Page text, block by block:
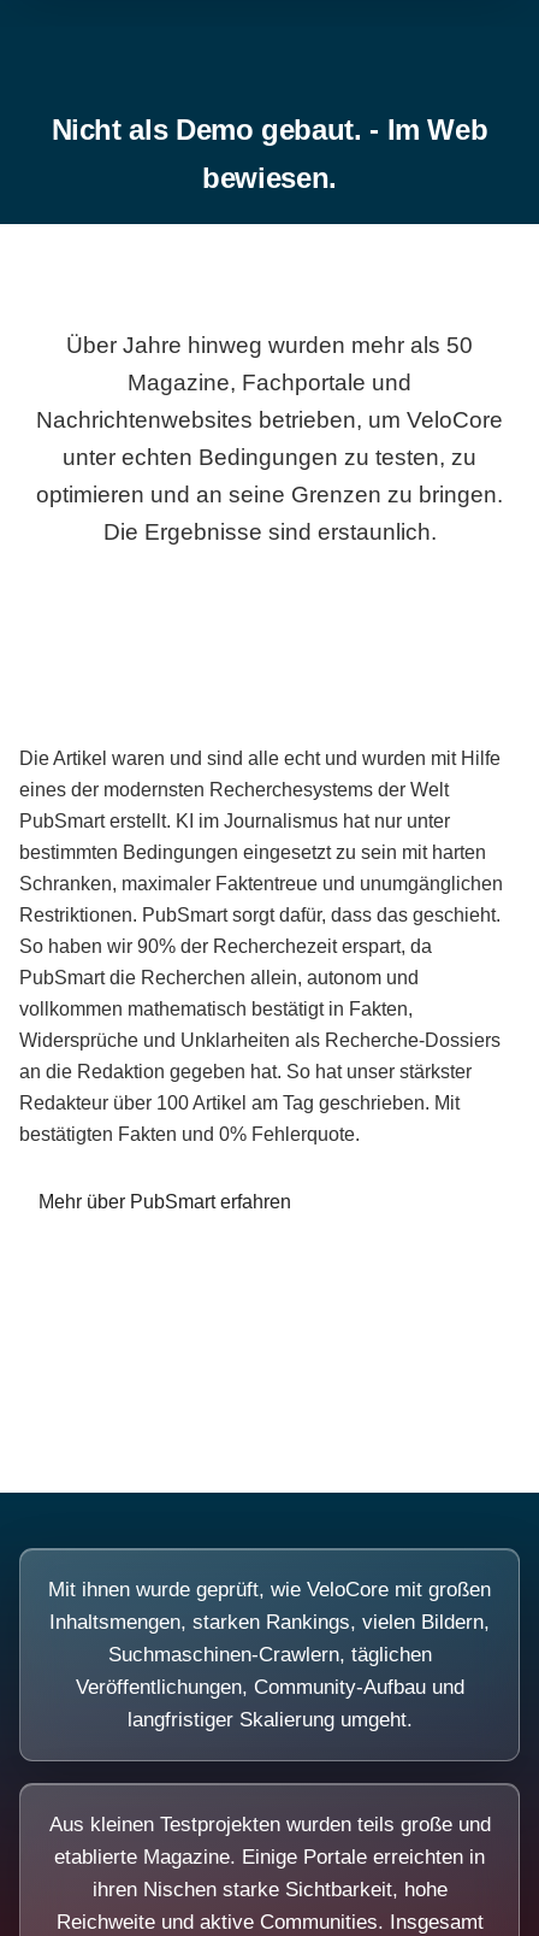
Nicht als Demo gebaut. - Im Web
bewiesen.
Über Jahre hinweg wurden mehr als 50
Magazine, Fachportale und
Nachrichtenwebsites betrieben, um VeloCore
unter echten Bedingungen zu testen, zu
optimieren und an seine Grenzen zu bringen.
Die Ergebnisse sind erstaunlich.
Die Artikel waren und sind alle echt und wurden mit Hilfe
eines der modernsten Recherchesystems der Welt
PubSmart erstellt. KI im Journalismus hat nur unter
bestimmten Bedingungen eingesetzt zu sein mit harten
Schranken, maximaler Faktentreue und unumgänglichen
Restriktionen. PubSmart sorgt dafür, dass das geschieht.
So haben wir 90% der Recherchezeit erspart, da
PubSmart die Recherchen allein, autonom und
vollkommen mathematisch bestätigt in Fakten,
Widersprüche und Unklarheiten als Recherche-Dossiers
an die Redaktion gegeben hat. So hat unser stärkster
Redakteur über 100 Artikel am Tag geschrieben. Mit
bestätigten Fakten und 0% Fehlerquote.
Mehr über PubSmart erfahren
Mit ihnen wurde geprüft, wie VeloCore mit großen
Inhaltsmengen, starken Rankings, vielen Bildern,
Suchmaschinen-Crawlern, täglichen
Veröffentlichungen, Community-Aufbau und
langfristiger Skalierung umgeht.
Aus kleinen Testprojekten wurden teils große und
etablierte Magazine. Einige Portale erreichten in
ihren Nischen starke Sichtbarkeit, hohe
Reichweite und aktive Communities. Insgesamt